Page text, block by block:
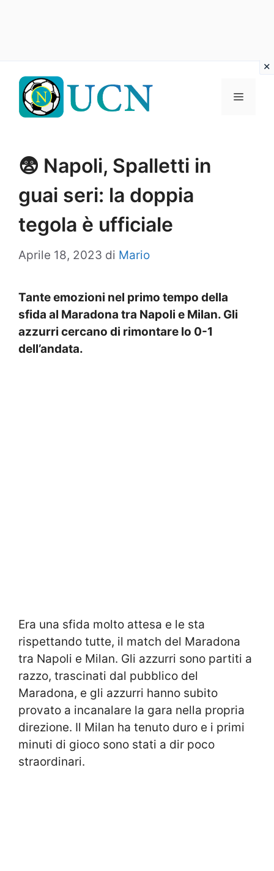
contenuto
Menu
😨 Napoli, Spalletti in
guai seri: la doppia
tegola è ufficiale
Aprile 18, 2023 di Mario
Tante emozioni nel primo tempo della
sfida al Maradona tra Napoli e Milan. Gli
azzurri cercano di rimontare lo 0-1
dell’andata.
Era una sfida molto attesa e le sta
rispettando tutte, il match del Maradona
tra Napoli e Milan. Gli azzurri sono partiti a
razzo, trascinati dal pubblico del
Maradona, e gli azzurri hanno subito
provato a incanalare la gara nella propria
direzione. Il Milan ha tenuto duro e i primi
minuti di gioco sono stati a dir poco
straordinari.